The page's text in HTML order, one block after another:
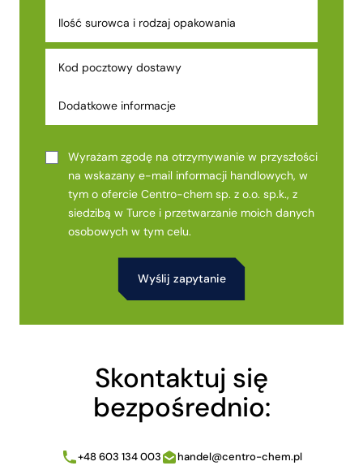
Wyrażam zgodę na otrzymywanie w przyszłości
na wskazany e-mail informacji handlowych, w
tym o ofercie Centro-chem sp. z o.o. sp.k., z
siedzibą w Turce i przetwarzanie moich danych
osobowych w tym celu.
Skontaktuj się
bezpośrednio:
+48 603 134 003 handel@centro-chem.pl